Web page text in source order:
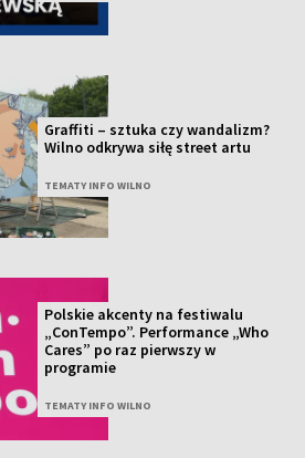
Graffiti – sztuka czy wandalizm?
Wilno odkrywa siłę street artu
TEMATY INFO WILNO
Polskie akcenty na festiwalu
„ConTempo”. Performance „Who
Cares” po raz pierwszy w
programie
TEMATY INFO WILNO